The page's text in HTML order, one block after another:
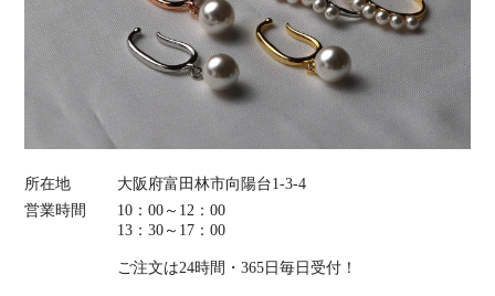
所在地
大阪府富田林市向陽台1-3-4
営業時間
10：00～12：00
13：30～17：00
ご注文は24時間・365日毎日受付！